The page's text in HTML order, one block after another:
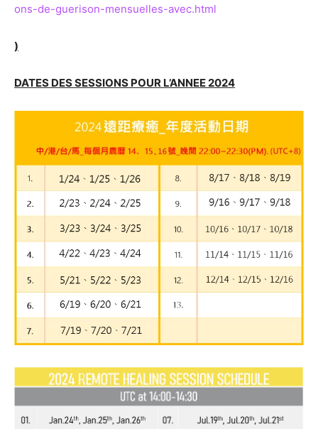
ons-de-guerison-mensuelles-avec.html
)
DATES DES SESSIONS POUR L’ANNEE 2024